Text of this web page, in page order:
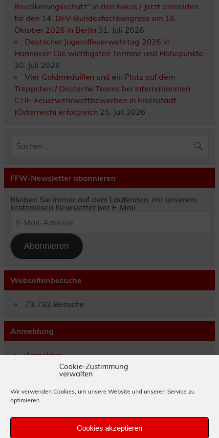
Cookie-Zustimmung
verwalten
Wir verwenden Cookies, um unsere Website und unseren Service zu
optimieren.
Cookies akzeptieren
Bevölkerungsschutz" in den Fokus / Jetzt anmelden
für den 14. DFV-Bundesfachkongress am 16.
Oktober 2026 in Berlin 31. Juli 2026
Deutscher Jugendfeuerwehrtag 2026 in
Hannover: Die wichtigsten Termine und Höhepunkte
30. Juli 2026
Vier Goldmedaillen und ein Platz auf dem
Treppchen / Deutsche Teams bei Internationalen
CTIF-Feuerwehrwettbewerben in Eisenstadt
(Österreich) erfolgreich 25. Juli 2026
FFW-Newsletter abonnieren
Bleiben Sie immer auf dem Laufenden, mit unserem
kostenlosen Newsletter per E-Mail.
Mail-
Abonnieren
Webseitenbesuche
73.732 Besuche
Anmeldung
Anmelden
Eintrags-Feed
Kommentar-Feed
WordPress.org
Impressum